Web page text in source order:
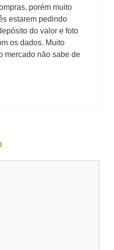
porém muito
estarem pedindo
do valor e foto
os dados. Muito
mercado não sabe de